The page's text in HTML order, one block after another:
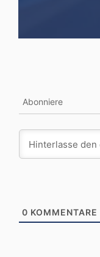
Abonniere
0 KOMMENTARE